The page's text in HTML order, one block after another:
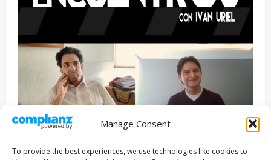
Manage Consent
To provide the best experiences, we use technologies like cookies to
Entrevista Series